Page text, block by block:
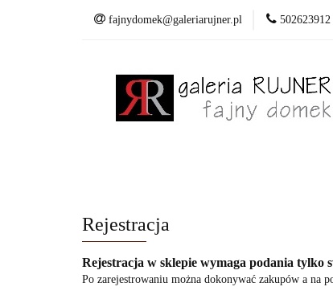
fajnydomek@galeriarujner.pl 502623912
Domki
Pracownia
Rejestracja
Rejestracja w sklepie wymaga podania tylko
Po zarejestrowaniu można dokonywać zakupów a na